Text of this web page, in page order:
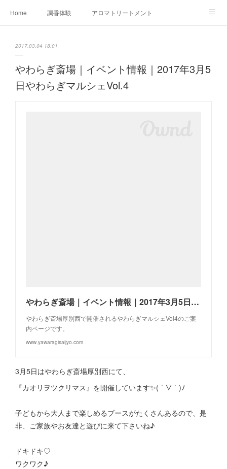
Home 調香体験 アロマトリートメントMenu
Ameblo
2017.03.04 18:01
やわらぎ斎場｜イベント情報｜2017年3月5
日やわらぎマルシェVol.4
やわらぎ斎場｜イベント情報｜2017年3月5日やわらぎマルシェVol.4
やわらぎ斎場厚別西で開催されるやわらぎマルシェVol4のご案
内ページです。
www.yawaragisaijyo.com
3月5日はやわらぎ斎場厚別西にて、
『カオリヲツクリマス』を開催しています✨( ´ ▽ ` )ﾉ
子どもから大人まで楽しめるブースがたくさんあるので、是
非、ご家族やお友達と遊びに来て下さいね♪
ドキドキ♡
ワクワク♪